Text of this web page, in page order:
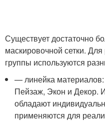
Существует достаточно
маскировочной сетки.
группы используются
— линейка
Пейзаж, Экон и Декор.
обладают
применяются для